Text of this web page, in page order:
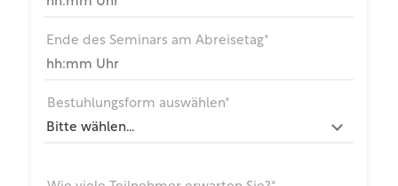
Ende des Seminars am Abreisetag*
Bestuhlungsform auswählen*